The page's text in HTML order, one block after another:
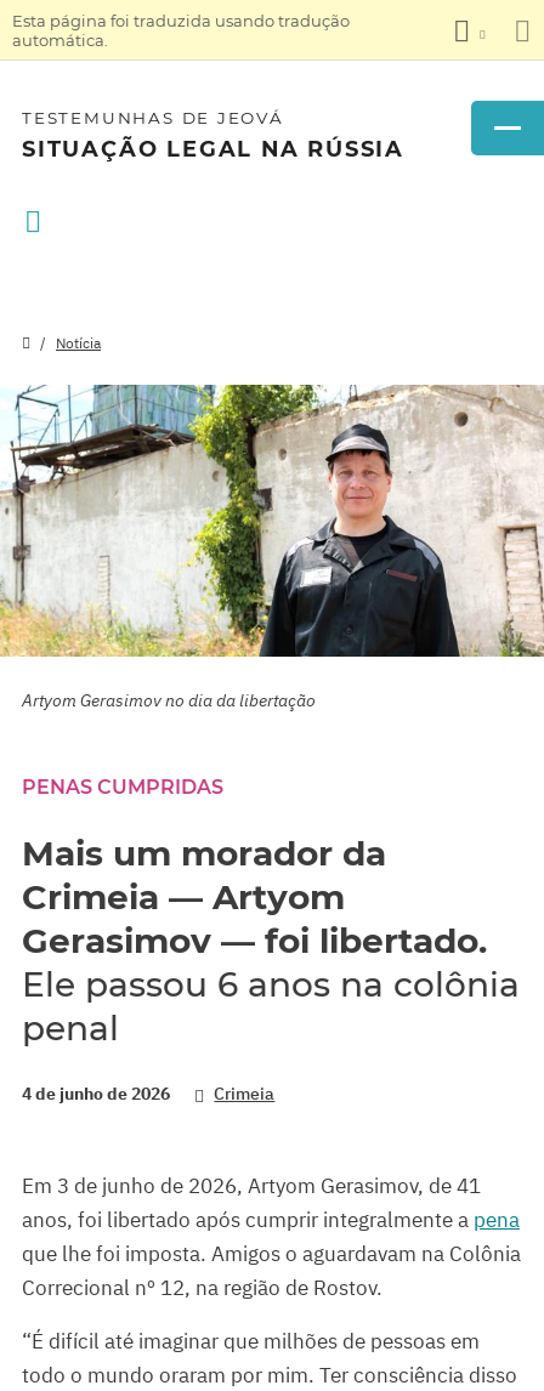
Esta página foi traduzida usando tradução
automática.
TESTEMUNHAS DE JEOVÁ
SITUAÇÃO LEGAL NA RÚSSIA
Notícia
Artyom Gerasimov no dia da libertação
PENAS CUMPRIDAS
Mais um morador da
Crimeia — Artyom
Gerasimov — foi libertado.
Ele passou 6 anos na colônia
penal
4 de junho de 2026 Crimeia
Em 3 de junho de 2026, Artyom Gerasimov, de 41
anos, foi libertado após cumprir integralmente a pena
que lhe foi imposta. Amigos o aguardavam na Colônia
Correcional nº 12, na região de Rostov.
“É difícil até imaginar que milhões de pessoas em
todo o mundo oraram por mim. Ter consciência disso